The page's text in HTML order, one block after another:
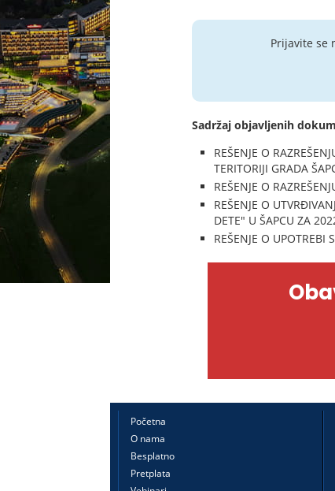
Prijavite se
Sadržaj objavljenih
REŠENJE O
TERITORIJI GRADA
REŠENJE O
REŠENJE O
DETE" U ŠAPCU ZA
REŠENJE O UPOTREBI
Početna
O nama
Besplatno
Pretplata